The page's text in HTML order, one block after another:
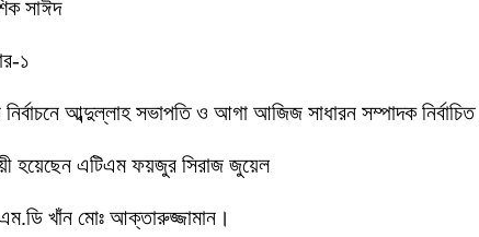
সাঈদ
১
আব্দুল্লাহ সভাপতি ও আগা আজিজ সাধারন সম্পাদক
হয়েছেন এটিএম ফয়জুর সিরাজ জুয়েল
খাঁন মোঃ আক্তারুজ্জামান।